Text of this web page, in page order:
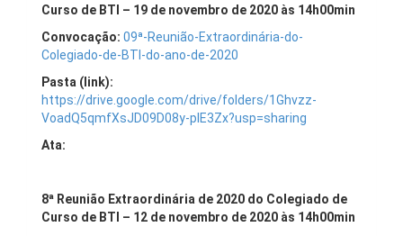
Curso de BTI – 19 de novembro de 2020 às 14h00min
Convocação: 09ª-Reunião-Extraordinária-do-
Colegiado-de-BTI-do-ano-de-2020
Pasta (link):
https://drive.google.com/drive/folders/1Ghvzz-
VoadQ5qmfXsJD09D08y-pIE3Zx?usp=sharing
Ata:
8ª Reunião Extraordinária de 2020 do Colegiado de
Curso de BTI – 12 de novembro de 2020 às 14h00min